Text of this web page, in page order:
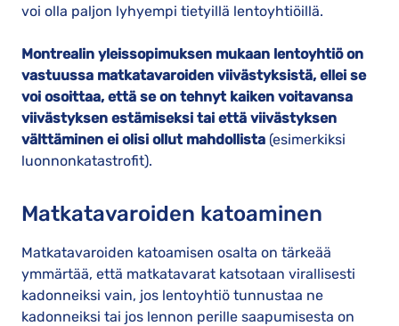
voi olla paljon lyhyempi tietyillä lentoyhtiöillä.
Montrealin yleissopimuksen mukaan lentoyhtiö on
vastuussa matkatavaroiden viivästyksistä, ellei se
voi osoittaa, että se on tehnyt kaiken voitavansa
viivästyksen estämiseksi tai että viivästyksen
välttäminen ei olisi ollut mahdollista (esimerkiksi
luonnonkatastrofit).
Matkatavaroiden katoaminen
Matkatavaroiden katoamisen osalta on tärkeää
ymmärtää, että matkatavarat katsotaan virallisesti
kadonneiksi vain, jos lentoyhtiö tunnustaa ne
kadonneiksi tai jos lennon perille saapumisesta on